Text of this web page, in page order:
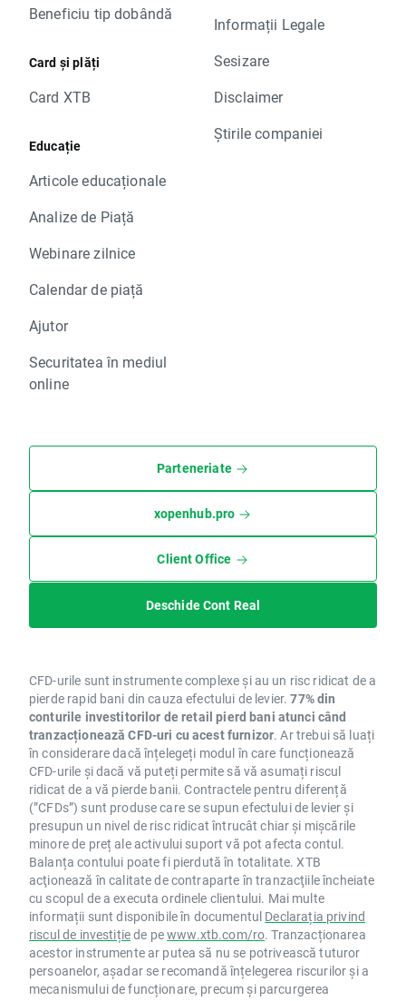
Beneficiu tip dobândă
Card și plăți
Card XTB
Educație
Articole educaționale
Analize de Piață
Webinare zilnice
Calendar de piață
Ajutor
Securitatea în mediul
online
Informații Legale
Sesizare
Disclaimer
Știrile companiei
Parteneriate
xopenhub.pro
Client Office
Deschide Cont Real
CFD-urile sunt instrumente complexe și au un risc ridicat de a
pierde rapid bani din cauza efectului de levier.77% din
conturile investitorilor de retail pierd bani atunci când
tranzacționează CFD-uri cu acest furnizor. Ar trebui să luați
în considerare dacă înțelegeți modul în care funcționează
CFD-urile și dacă vă puteți permite să vă asumați riscul
ridicat de a vă pierde banii. Contractele pentru diferență
(”CFDs”) sunt produse care se supun efectului de levier și
presupun un nivel de risc ridicat întrucât chiar și mișcările
minore de preț ale activului suport vă pot afecta contul.
Balanța contului poate fi pierdută în totalitate. XTB
acţionează în calitate de contraparte în tranzacţiile încheiate
cu scopul de a executa ordinele clientului. Mai multe
informații sunt disponibile în documentul Declarația privind
riscul de investițiede pewww.xtb.com/ro. Tranzacționarea
acestor instrumente ar putea să nu se potrivească tuturor
persoanelor, așadar se recomandă înțelegerea riscurilor și a
mecanismului de funcționare, precum și parcurgerea